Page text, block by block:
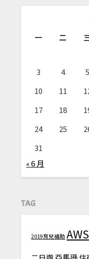
一 二
3
4 5
10
11
17
18
24
25
31
« 6 月
TAG
2019育兒補助 AWS